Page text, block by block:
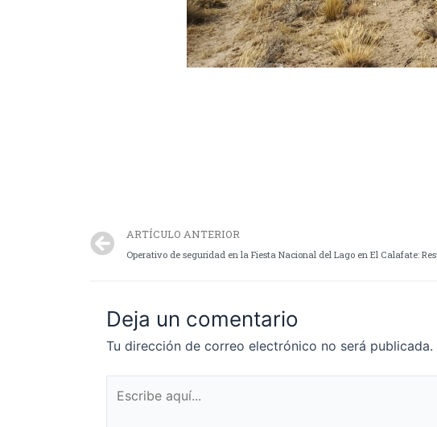
ARTÍCULO ANTERIOR
Deja un comentario
Tu dirección de correo electrónico no será publicada.